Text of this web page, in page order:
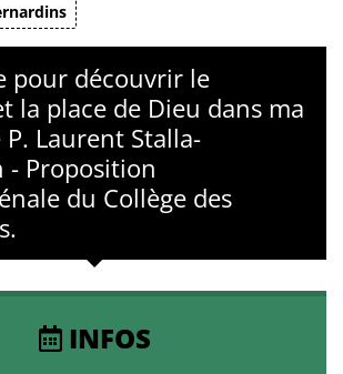
pour découvrir le
la place de Dieu dans ma
P. Laurent Stalla-
- Proposition
du Collège des
INFOS